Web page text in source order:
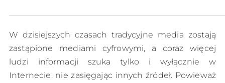
W dzisiejszych czasach tradycyjne media zostają
zastąpione mediami cyfrowymi, a coraz więcej
ludzi informacji szuka tylko i wyłącznie w
Internecie, nie zasięgając innych źródeł. Powieważ